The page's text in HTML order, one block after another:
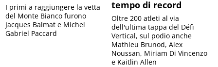
I primi a raggiungere la vetta
del Monte Bianco furono
Jacques Balmat e Michel
Gabriel Paccard
tempo di record
Oltre 200 atleti al via
dell'ultima tappa del Défì
Vertical, sul podio anche
Mathieu Brunod, Alex
Noussan, Miriam Di Vincenzo
e Kaitlin Allen